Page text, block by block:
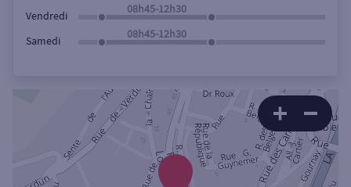
Vendredi
08h45-12h30
Samedi
08h45-12h30